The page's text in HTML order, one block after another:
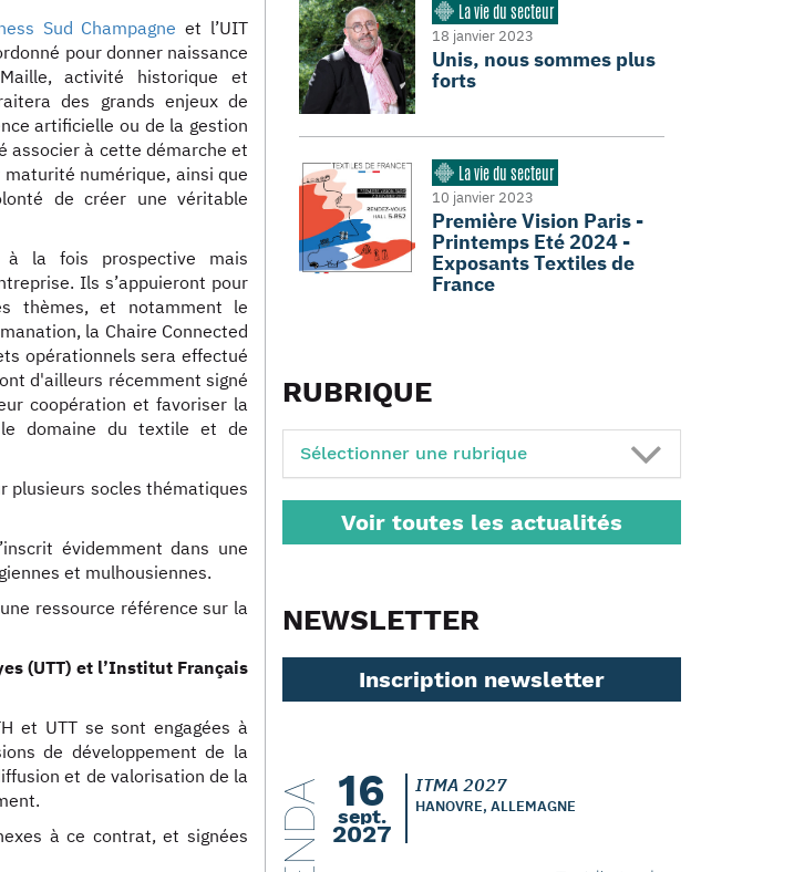
Sud Champagne et l’UIT
pour donner naissance
activité historique et
des grands enjeux de
artificielle ou de la gestion
associer à cette démarche et
numérique, ainsi que
de créer une véritable
à la fois prospective mais
Ils s’appuieront pour
thèmes, et notamment le
la Chaire Connected
opérationnels sera effectué
d'ailleurs récemment signé
coopération et favoriser la
le domaine du textile et de
plusieurs socles thématiques
évidemment dans une
et mulhousiennes.
ressource référence sur la
(UTT) et l’Institut Français
et UTT se sont engagées à
de développement de la
et de valorisation de la
à ce contrat, et signées
La vie du secteur
18 janvier 2023
Unis, nous sommes plus
forts
La vie du secteur
10 janvier 2023
Première Vision Paris -
Printemps Eté 2024 -
Exposants Textiles de
France
RUBRIQUE
Sélectionner une rubrique
Voir toutes les actualités
NEWSLETTER
Inscription newsletter
16
sept.
2027
ITMA 2027
HANOVRE, ALLEMAGNE